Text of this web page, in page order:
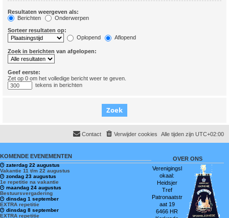
Resultaten weergeven als:
Berichten
Onderwerpen
Sorteer resultaten op:
Oplopend
Aflopend
Zoek in berichten van afgelopen:
Geef eerste:
Zet op 0 om het volledige bericht weer te geven.
tekens in berichten
Alle tijden zijn UTC+02:00
Verwijder cookies
Contact
KOMENDE EVENEMENTEN
zaterdag 22 augustus
Vakantie 11 t/m 22 augustus
zondag 23 augustus
1e repetitie na vakantie
maandag 24 augustus
Bestuursvergadering
dinsdag 1 september
EXTRA repetitie
dinsdag 8 september
EXTRA repetitie
OVER ONS
Verenigingsl
okaal:
Heidsjer
Tref
Patronaatstr
aat 19
6466 HR